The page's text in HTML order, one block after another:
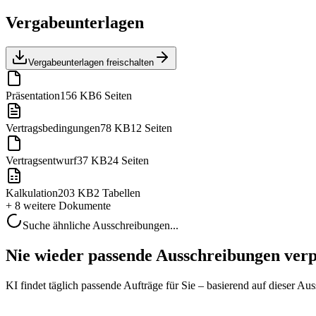
Vergabeunterlagen
Vergabeunterlagen freischalten
Präsentation156 KB6 Seiten
Vertragsbedingungen78 KB12 Seiten
Vertragsentwurf37 KB24 Seiten
Kalkulation203 KB2 Tabellen
+ 8 weitere Dokumente
Suche ähnliche Ausschreibungen...
Nie wieder passende Ausschreibungen
KI findet täglich passende Aufträge für Sie – basierend auf dieser